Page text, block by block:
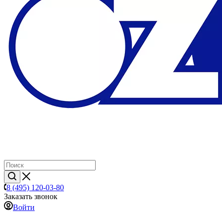
8 (495) 120-03-80
Заказать звонок
Войти